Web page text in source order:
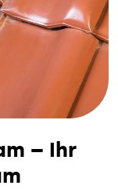
– Ihr